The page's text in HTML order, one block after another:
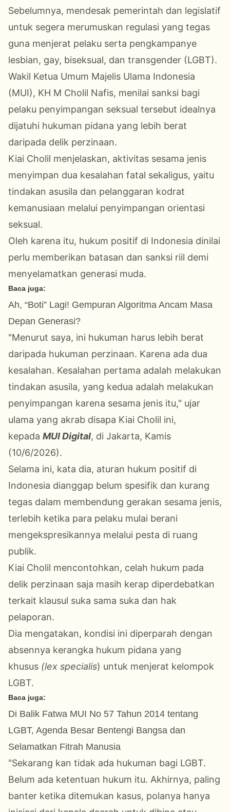
Sebelumnya, mendesak pemerintah dan legislatif
untuk segera merumuskan regulasi yang tegas
guna menjerat pelaku serta pengkampanye
lesbian, gay, biseksual, dan transgender (LGBT).
Wakil Ketua Umum Majelis Ulama Indonesia
(MUI), KH M Cholil Nafis, menilai sanksi bagi
pelaku penyimpangan seksual tersebut idealnya
dijatuhi hukuman pidana yang lebih berat
daripada delik perzinaan.
Kiai Cholil menjelaskan, aktivitas sesama jenis
menyimpan dua kesalahan fatal sekaligus, yaitu
tindakan asusila dan pelanggaran kodrat
kemanusiaan melalui penyimpangan orientasi
seksual.
Oleh karena itu, hukum positif di Indonesia dinilai
perlu memberikan batasan dan sanksi riil demi
menyelamatkan generasi muda.
Baca juga:
Ah, “Boti” Lagi! Gempuran Algoritma Ancam Masa
Depan Generasi?
"Menurut saya, ini hukuman harus lebih berat
daripada hukuman perzinaan. Karena ada dua
kesalahan. Kesalahan pertama adalah melakukan
tindakan asusila, yang kedua adalah melakukan
penyimpangan karena sesama jenis itu," ujar
ulama yang akrab disapa Kiai Cholil ini,
kepada MUI Digital, di Jakarta, Kamis
(10/6/2026).
Selama ini, kata dia, aturan hukum positif di
Indonesia dianggap belum spesifik dan kurang
tegas dalam membendung gerakan sesama jenis,
terlebih ketika para pelaku mulai berani
mengekspresikannya melalui pesta di ruang
publik.
Kiai Cholil mencontohkan, celah hukum pada
delik perzinaan saja masih kerap diperdebatkan
terkait klausul suka sama suka dan hak
pelaporan.
Dia mengatakan, kondisi ini diperparah dengan
absennya kerangka hukum pidana yang
khusus (lex specialis) untuk menjerat kelompok
LGBT.
Baca juga:
Di Balik Fatwa MUI No 57 Tahun 2014 tentang
LGBT, Agenda Besar Bentengi Bangsa dan
Selamatkan Fitrah Manusia
"Sekarang kan tidak ada hukuman bagi LGBT.
Belum ada ketentuan hukum itu. Akhirnya, paling
banter ketika ditemukan kasus, polanya hanya